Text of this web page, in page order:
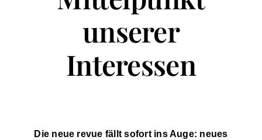
unserer
Interessen
Die neue revue fällt sofort ins Auge: neues